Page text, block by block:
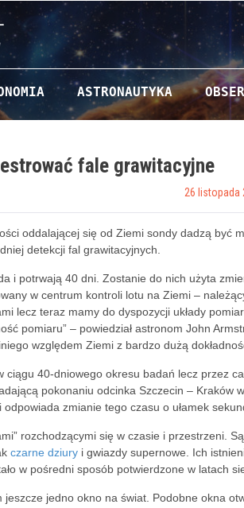
ASTRONAUTYKA
fale grawitacyjne
Posted on
26 listopada
oddalającej się od Ziemi sondy dadzą być
detekcji fal grawitacyjnych.
i potrwają 40 dni. Zostanie do nich użyta
w centrum kontroli lotu na Ziemi –
lecz teraz mamy do dyspozycji układy
pomiaru” – powiedział astronom John
względem Ziemi z bardzo dużą
ciągu 40-dniowego okresu badań lecz przez
pokonaniu odcinka Szczecin – Kraków
zmianie tego czasu o ułamek
rozchodzącymi się w czasie i przestrzeni.
czarne dziury i gwiazdy supernowe. Ich
w pośredni sposób potwierdzone w latach
jedno okno na świat. Podobne okna